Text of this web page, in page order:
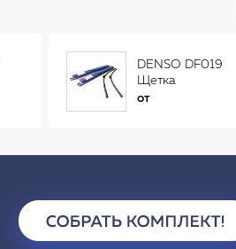
DENSO DF019
Щетка
стеклоочистителя
от